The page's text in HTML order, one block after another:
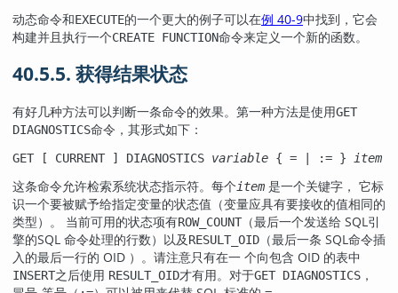
动态命令和EXECUTE的一个更大的例子可以在例 40-9中找到，它会
构建并且执行一个CREATE FUNCTION命令来定义一个新的函数。
40.5.5. 获得结果状态
有好几种方法可以判断一条命令的效果。第一种方法是使用GET
DIAGNOSTICS命令，其形式如下：
GET [ CURRENT ] DIAGNOSTICS variable { = | := } item
这条命令允许检索系统状态指示符。每个item 是一个关键字， 它标
识一个要被赋予给指定变量的状态值（变量应具有要接收的值相同的
类型）。 当前可用的状态项有ROW_COUNT （最后一个发送给 SQL 引
擎的SQL 命令处理的行数）以及RESULT_OID （最后一条 SQL 命令插
入的最后一行的 OID ）。请注意只有在一 个向包含 OID 的表中
INSERT之后使用 RESULT_OID才有用。对于GET DIAGNOSTICS ，